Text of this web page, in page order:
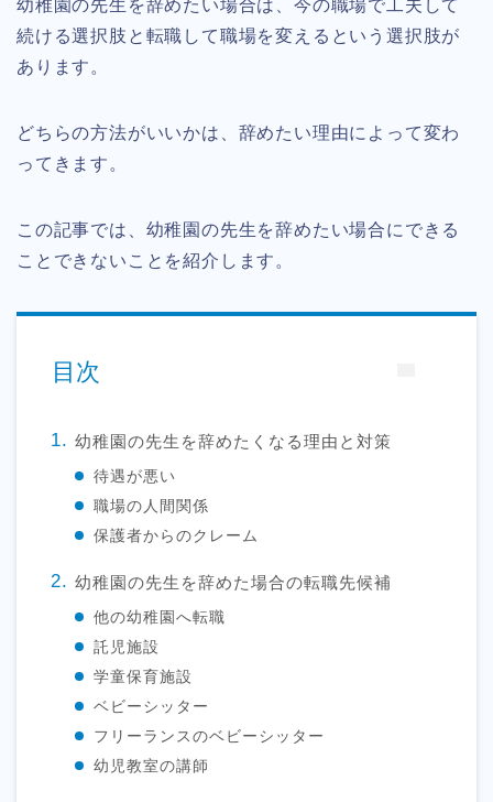
幼稚園の先生を辞めたい場合は、今の職場で工夫して
続ける選択肢と転職して職場を変えるという選択肢が
あります。
どちらの方法がいいかは、辞めたい理由によって変わ
ってきます。
この記事では、幼稚園の先生を辞めたい場合にできる
ことできないことを紹介します。
目次
幼稚園の先生を辞めたくなる理由と対策
待遇が悪い
職場の人間関係
保護者からのクレーム
幼稚園の先生を辞めた場合の転職先候補
他の幼稚園へ転職
託児施設
学童保育施設
ベビーシッター
フリーランスのベビーシッター
幼児教室の講師